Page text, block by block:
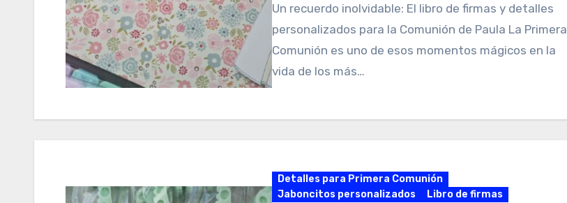
Un recuerdo inolvidable: El libro de firmas y detalles
personalizados para la Comunión de Paula La Primera
Comunión es uno de esos momentos mágicos en la
vida de los más…
Detalles para Primera Comunión
Jaboncitos personalizados
Libro de firmas